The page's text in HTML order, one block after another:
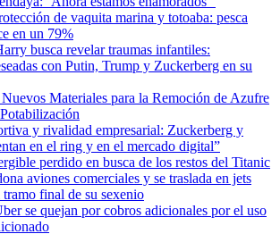
de vaquita marina y totoaba: pesca
en un 79%
busca revelar traumas infantiles:
con Putin, Trump y Zuckerberg en su
Materiales para la Remoción de Azufre
y rivalidad empresarial: Zuckerberg y
en el ring y en el mercado digital”
perdido en busca de los restos del Titanic
aviones comerciales y se traslada en jets
final de su sexenio
se quejan por cobros adicionales por el uso